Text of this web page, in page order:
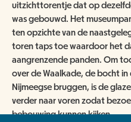
BEREIKBAARHEID
TOEGANKELIJKHEID
GROEPSBEZOEK
SCHOOLBEZOEK
NIEUWS
ORGANISATIE
ANBI
VRIJWILLIGERS
BEWONERS
NATUUR- &
KOOP TICKETS
uitzichttorentje dat op
was gebouwd. Het
ten opzichte van de
toren taps toe waardoor het
aangrenzende panden. Om
over de Waalkade, de bocht in
Nijmeegse bruggen, is de
verder naar voren zodat
bebouwing kunnen kijken.